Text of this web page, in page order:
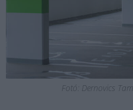
Fotó: Dernovics